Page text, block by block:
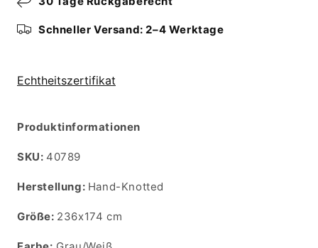
Schneller Versand: 2–4 Werktage
Echtheitszertifikat
Produktinformationen
SKU:
SKU: 40789
Herstellung: Hand-Knotted
Größe: 236x174 cm